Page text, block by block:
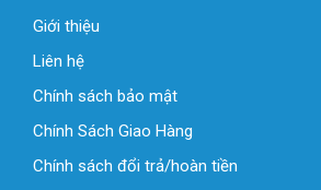
Giới thiệu
Liên hệ
Chính sách bảo mật
Chính Sách Giao Hàng
Chính sách đổi trả/hoàn tiền